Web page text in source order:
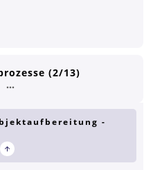
(2/13)
-